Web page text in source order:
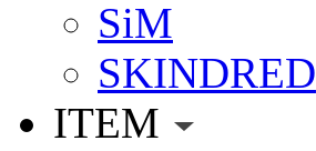
SiM
SKINDRED
ITEM